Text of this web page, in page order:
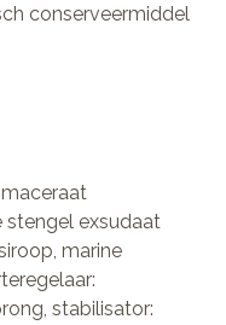
conserveermiddel
stengel exsudaat
marine
stabilisator: